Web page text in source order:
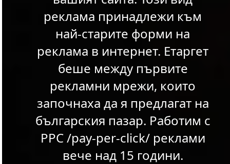
реклама принадлежи към
най-старите форми на
реклама в интернет. Етаргет
беше между първите
рекламни мрежи, които
започнаха да я предлагат на
българския пазар. Работим с
PPC /pay-per-click/ реклами
вече над 15 години.